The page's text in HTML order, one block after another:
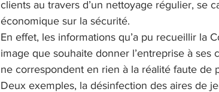
clients au travers d’un nettoyage régulier, se
économique sur la sécurité.
En effet, les informations qu’a pu recueillir la
image que souhaite donner l’entreprise à ses
ne correspondent en rien à la réalité faute de
Deux exemples, la désinfection des aires de